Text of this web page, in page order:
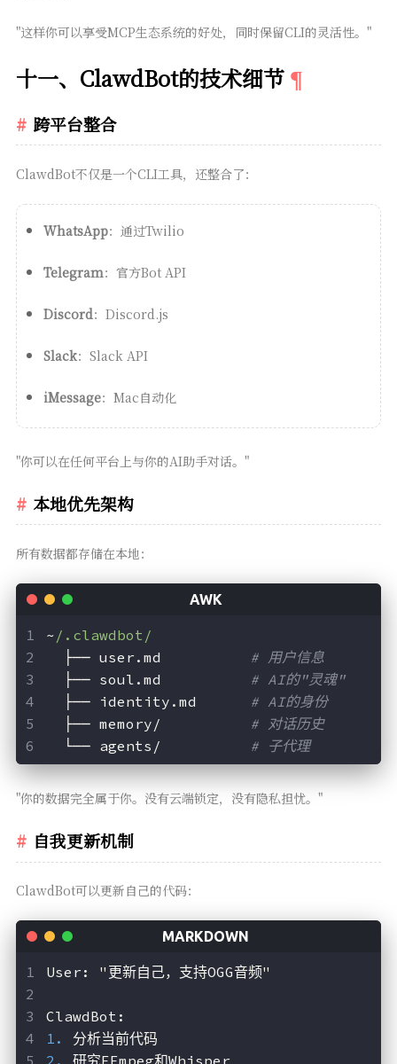
"这样你可以享受MCP生态系统的好处，同时保留CLI的灵活性。"
十一、ClawdBot的技术细节
跨平台整合
ClawdBot不仅是一个CLI工具，还整合了：
WhatsApp：通过Twilio
Telegram：官方Bot API
Discord：Discord.js
Slack：Slack API
iMessage：Mac自动化
"你可以在任何平台上与你的AI助手对话。"
本地优先架构
所有数据都存储在本地：
~ /.clawdbot/
  ├── user.md
# 用户信息
  ├── soul.md
# AI的"灵魂"
  ├── identity.md
# AI的身份
  ├── memory/
# 对话历史
  └── agents/
# 子代理
"你的数据完全属于你。没有云端锁定，没有隐私担忧。"
自我更新机制
ClawdBot可以更新自己的代码：
User: "更新自己，支持OGG音频"
ClawdBot:
1.
分析当前代码